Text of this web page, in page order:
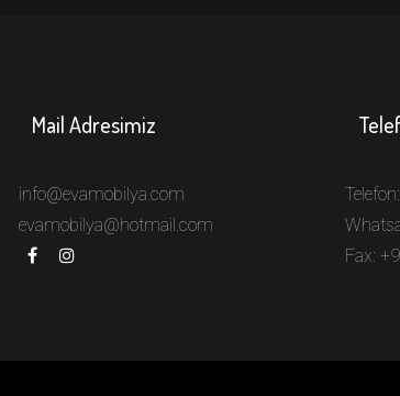
Mail Adresimiz
info@evamobilya.com
evamobilya@hotmail.com
Fax: